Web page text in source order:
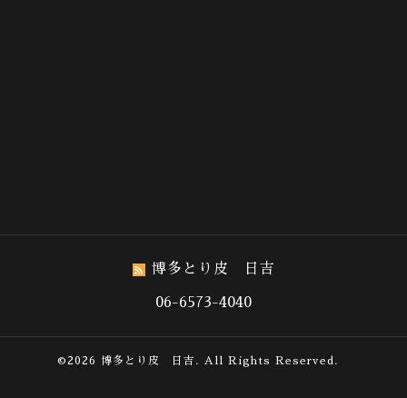
博多とり皮 日吉
06-6573-4040
©2026 博多とり皮 日吉 . All Rights Reserved.